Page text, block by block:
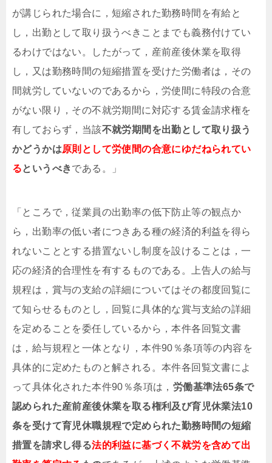
が講じられた場合に，短縮された勤務時間を有給と
し，出勤として取り扱うべきことまでも義務付けてい
るわけではない。したがって，産前産後休業を取得
し，又は勤務時間の短縮措置を受けた労働者は，その
間就労していないのであるから，労使間に特段の合意
がない限り，その不就労期間に対応する賃金請求権を
有しておらず，当該不就労期間を出勤として取り扱う
かどうかは原則として労使間の合意にゆだねられてい
るというべきである。」
「ところで，従業員の出勤率の低下防止等の観点か
ら，出勤率の低い者につきある種の経済的利益を得ら
れないこととする措置ないし制度を設けることは，一
応の経済的合理性を有するものである。上告人の給与
規程は，賞与の支給の詳細についてはその都度回覧に
て知らせるものとし，回覧に具体的な賞与支給の詳細
を定めることを委任しているから，本件各回覧文書
は，給与規程と一体となり，本件90％条項等の内容を
具体的に定めたものと解される。本件各回覧文書によ
って具体化された本件90％条項は， 労働基準法65条で
認められた産前産後休業を取る権利及び育児休業法10
条を受けて育児休職規程で定められた勤務時間の短縮
措置を請求し得る法的利益に基づく不就労を含めて出